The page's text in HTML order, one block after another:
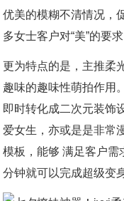
优美的模糊不清情况，
多女士客户对“美”的要求
更为特点的是，主推柔
趣味的趣味性萌拍作用
即时转化成二次元装饰
爱女生，亦或是是非常
模板，能够 满足客户需
分钟就可以完成超级变